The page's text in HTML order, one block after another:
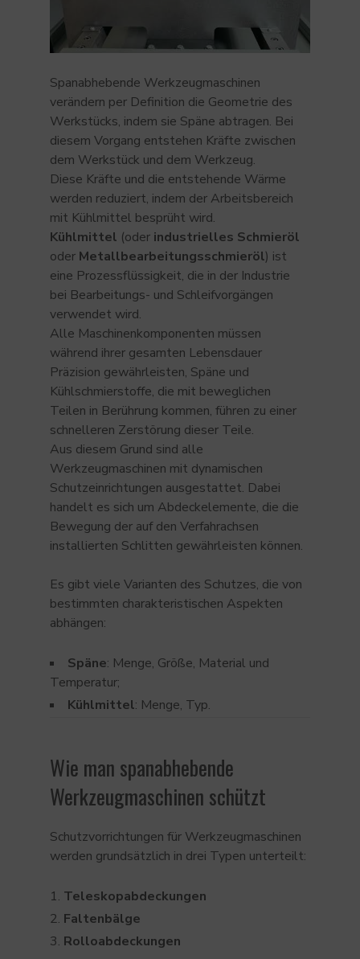
Spanabhebende Werkzeugmaschinen
verändern per Definition die Geometrie des
Werkstücks, indem sie Späne abtragen. Bei
diesem Vorgang entstehen Kräfte zwischen
dem Werkstück und dem Werkzeug.
Diese Kräfte und die entstehende Wärme
werden reduziert, indem der Arbeitsbereich
mit Kühlmittel besprüht wird.
Kühlmittel (oder industrielles Schmieröl
oder Metallbearbeitungsschmieröl) ist
eine Prozessflüssigkeit, die in der Industrie
bei Bearbeitungs- und Schleifvorgängen
verwendet wird.
Alle Maschinenkomponenten müssen
während ihrer gesamten Lebensdauer
Präzision gewährleisten, Späne und
Kühlschmierstoffe, die mit beweglichen
Teilen in Berührung kommen, führen zu einer
schnelleren Zerstörung dieser Teile.
Aus diesem Grund sind alle
Werkzeugmaschinen mit dynamischen
Schutzeinrichtungen ausgestattet. Dabei
handelt es sich um Abdeckelemente, die die
Bewegung der auf den Verfahrachsen
installierten Schlitten gewährleisten können.
Es gibt viele Varianten des Schutzes, die von
bestimmten charakteristischen Aspekten
abhängen:
Späne: Menge, Größe, Material und
Temperatur;
Kühlmittel: Menge, Typ.
Wie man spanabhebende
Werkzeugmaschinen schützt
Schutzvorrichtungen für Werkzeugmaschinen
werden grundsätzlich in drei Typen unterteilt:
Teleskopabdeckungen
Faltenbälge
Rolloabdeckungen